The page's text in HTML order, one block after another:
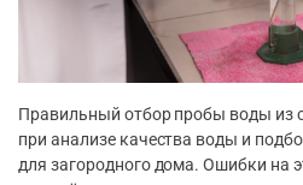
Правильный отбор пробы воды из
при анализе качества воды и
для загородного дома. Ошибки на